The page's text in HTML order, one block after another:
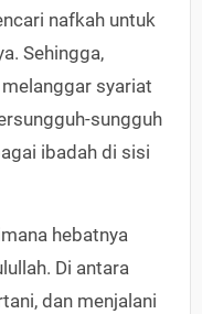
nafkah untuk
Sehingga,
syariat
sungguh
ibadah di sisi
hebatnya
Di antara
dan menjalani